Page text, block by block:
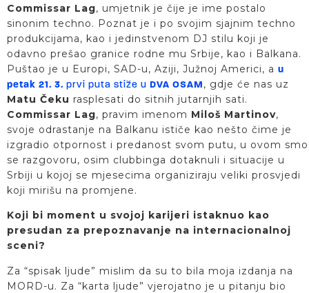
Commissar Lag, umjetnik je čije je ime postalo
sinonim techno. Poznat je i po svojim sjajnim techno
produkcijama, kao i jedinstvenom DJ stilu koji je
odavno prešao granice rodne mu Srbije, kao i Balkana.
Puštao je u Europi, SAD-u, Aziji, Južnoj Americi, a u
petak 21. 3. prvi puta stiže u DVA OSAM , gdje će nas uz
Matu Čeku rasplesati do sitnih jutarnjih sati.
Commissar Lag, pravim imenom Miloš Martinov,
svoje odrastanje na Balkanu ističe kao nešto čime je
izgradio otpornost i predanost svom putu, u ovom smo
se razgovoru, osim clubbinga dotaknuli i situacije u
Srbiji u kojoj se mjesecima organiziraju veliki prosvjedi
koji mirišu na promjene.
Koji bi moment u svojoj karijeri istaknuo kao
presudan za prepoznavanje na internacionalnoj
sceni?
Za “spisak ljude” mislim da su to bila moja izdanja na
MORD-u. Za “karta ljude” vjerojatno je u pitanju bio